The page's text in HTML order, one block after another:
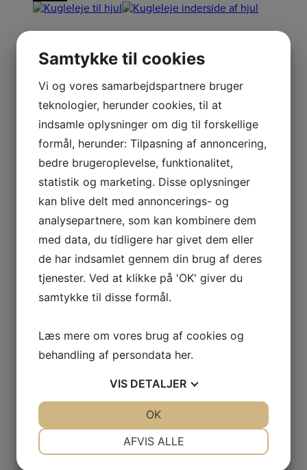
Kugleleje 6201-2RS
KUGLELEJE 6201-2RS (10MM)69,00 kr.
Netpris
KLIPPO HJUL
KOMPLET MED
LEJER
HJUL KOMPLET MED LEJER429,00kr. Læs mere
LÅSERING
29,00kr. Læs mere
FIBERSKIVE
Samtykke til cookies
Vi og vores samarbejdspartnere bruger
teknologier, herunder cookies, til at
indsamle oplysninger om dig til forskellige
formål, herunder: Tilpasning af annoncering,
bedre brugeroplevelse, funktionalitet,
statistik og marketing. Disse oplysninger
kan blive delt med annoncerings- og
analysepartnere, som kan kombinere dem
med data, du tidligere har givet dem eller
de har indsamlet gennem din brug af deres
tjenester. Ved at klikke på 'OK' giver du
samtykke til disse formål.
Læs mere om vores brug af cookies og
behandling af persondata her.
VIS DETALJER
AFVIS ALLE
OK